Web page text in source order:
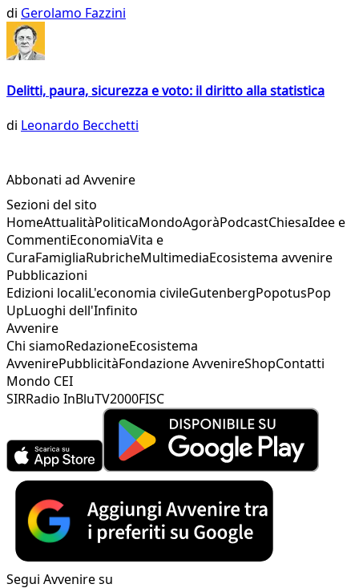
di Gerolamo Fazzini
Delitti, paura, sicurezza e voto: il diritto alla statistica
di Leonardo Becchetti
Abbonati ad Avvenire
Sezioni del sito
HomeAttualitàPoliticaMondoAgoràPodcastChiesaIdee e
CommentiEconomiaVita e
CuraFamigliaRubricheMultimediaEcosistema avvenire
Pubblicazioni
Edizioni localiL'economia civileGutenbergPopotusPop
UpLuoghi dell'Infinito
Avvenire
Chi siamoRedazioneEcosistema
AvvenirePubblicitàFondazione AvvenireShopContatti
Mondo CEI
SIRRadio InBluTV2000FISC
Segui Avvenire su